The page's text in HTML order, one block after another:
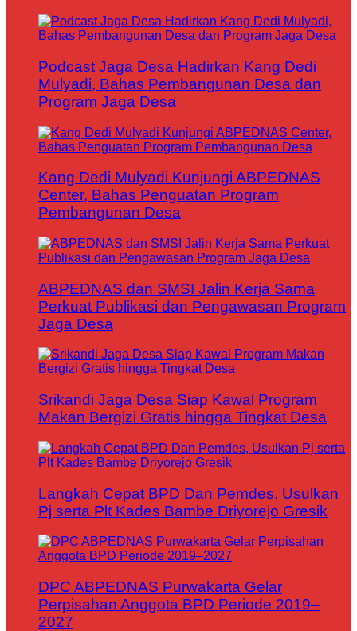
Podcast Jaga Desa Hadirkan Kang Dedi
Mulyadi, Bahas Pembangunan Desa dan
Program Jaga Desa
Kang Dedi Mulyadi Kunjungi ABPEDNAS
Center, Bahas Penguatan Program
Pembangunan Desa
ABPEDNAS dan SMSI Jalin Kerja Sama
Perkuat Publikasi dan Pengawasan Program
Jaga Desa
Srikandi Jaga Desa Siap Kawal Program
Makan Bergizi Gratis hingga Tingkat Desa
Langkah Cepat BPD Dan Pemdes, Usulkan
Pj serta Plt Kades Bambe Driyorejo Gresik
DPC ABPEDNAS Purwakarta Gelar
Perpisahan Anggota BPD Periode 2019–
2027